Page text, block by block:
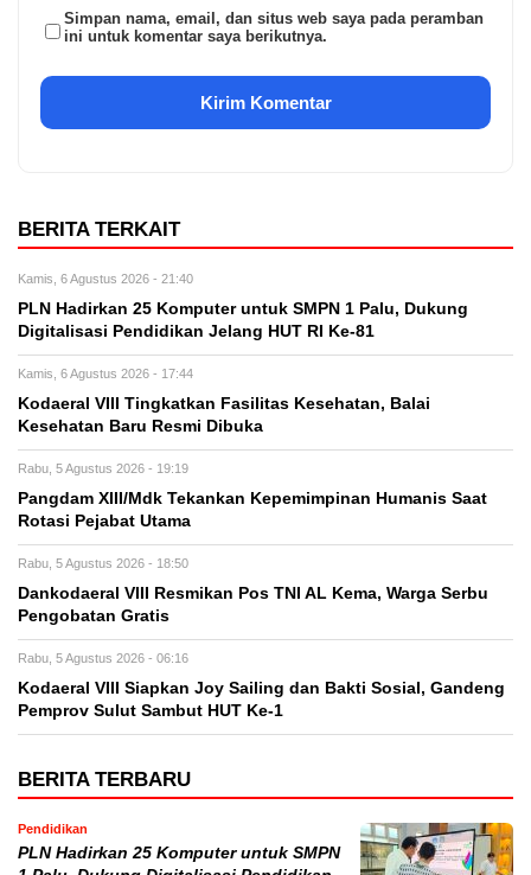
Simpan nama, email, dan situs web saya pada peramban
ini untuk komentar saya berikutnya.
BERITA TERKAIT
Kamis, 6 Agustus 2026 - 21:40
PLN Hadirkan 25 Komputer untuk SMPN 1 Palu, Dukung
Digitalisasi Pendidikan Jelang HUT RI Ke-81
Kamis, 6 Agustus 2026 - 17:44
Kodaeral VIII Tingkatkan Fasilitas Kesehatan, Balai
Kesehatan Baru Resmi Dibuka
Rabu, 5 Agustus 2026 - 19:19
Pangdam XIII/Mdk Tekankan Kepemimpinan Humanis Saat
Rotasi Pejabat Utama
Rabu, 5 Agustus 2026 - 18:50
Dankodaeral VIII Resmikan Pos TNI AL Kema, Warga Serbu
Pengobatan Gratis
Rabu, 5 Agustus 2026 - 06:16
Kodaeral VIII Siapkan Joy Sailing dan Bakti Sosial, Gandeng
Pemprov Sulut Sambut HUT Ke-1
BERITA TERBARU
Pendidikan
PLN Hadirkan 25 Komputer untuk SMPN